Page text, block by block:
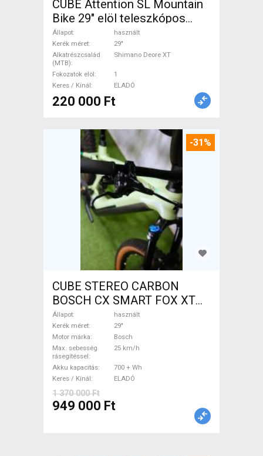
CUBE Attention SL Mountain
Bike 29" elöl teleszkópos
Shimano Deore XT használt
ELADÓ
Állapot
használt
Kerék méret
29"
Alkatrészcsalád
(MTB)
Shimano Deore XT
Fokozatok elöl
1
Keres / Kínál
ELADÓ
220 000 Ft
-31%
CUBE STEREO CARBON
BOSCH CX SMART FOX XT
Elektromos Mountain Bike
29" össztelós / fully Bosch
használt ELADÓ
Állapot
használt
Kerék méret
29"
Motor márka
Bosch
Max. sebesség
rásegítéssel
25 km/h
Akku kapacitás
700 + Wh
Keres / Kínál
ELADÓ
1 370 000 Ft
949 000 Ft